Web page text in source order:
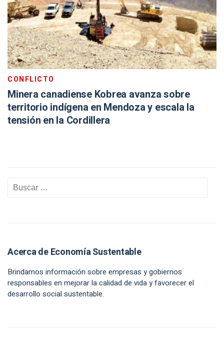
CONFLICTO
Minera canadiense Kobrea avanza sobre
territorio indígena en Mendoza y escala la
tensión en la Cordillera
Acerca de Economía Sustentable
Brindamos información sobre empresas y gobiernos
responsables en mejorar la calidad de vida y favorecer el
desarrollo social sustentable.